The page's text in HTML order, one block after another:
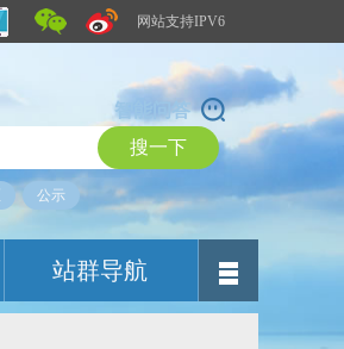
网站支持IPV6
智能问答
公示
站群导航